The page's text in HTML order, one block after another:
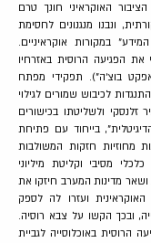
האוקראיני חונך טרם
ונבנו מנגנונים לחסימת
במקורות אוקראיניים.
הפגיעה הרוסית באזרחיו
בוצ׳ה"). תפקידי מפתח
לכיבוש שמורים לגילוי
זלנסקי ולשליטתו בכישורים
בייחוד עם פתיחת
מחוזיות חזקות המשולבות
מסיבי וקליטת מיליוני
מדינות המערב חיזקו את
ועזרו לה לספק
ובכך הקשו על צבא רוסיה.
הרוסית באוכלוסייה לגביית